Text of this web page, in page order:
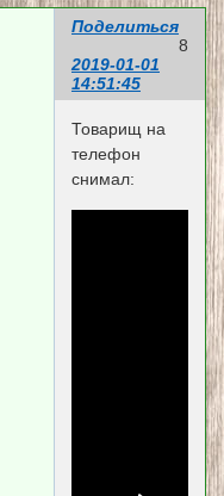
Поделиться
8
2019-01-01
14:51:45
Товарищ на
телефон
снимал: